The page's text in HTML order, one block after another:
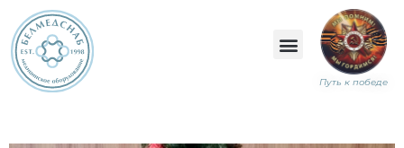
Путь к победе